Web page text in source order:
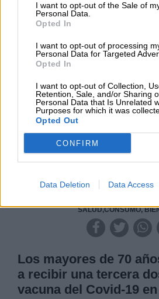
I want to opt-out of the Sale of
Personal Data.
Opted In
I want to opt-out of processing
Personal Data for Targeted
Opted In
I want to opt-out of Collection,
Retention, Sale, and/or Sharing
Personal Data that Is Unrelated
Purposes for which it was
Opted Out
CONFIRM
Data Deletion Data Access
Reconquista
Clara Campoamor: Mi
mi pesadilla
Por María Pérez Herrero
NOTICIAS MAS
SALUD,CONSUMO,
Los mayores de 70
a recibir una tercera
vacuna del Covid-19